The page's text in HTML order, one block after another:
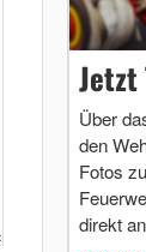
Über
den
Fotos
direkt